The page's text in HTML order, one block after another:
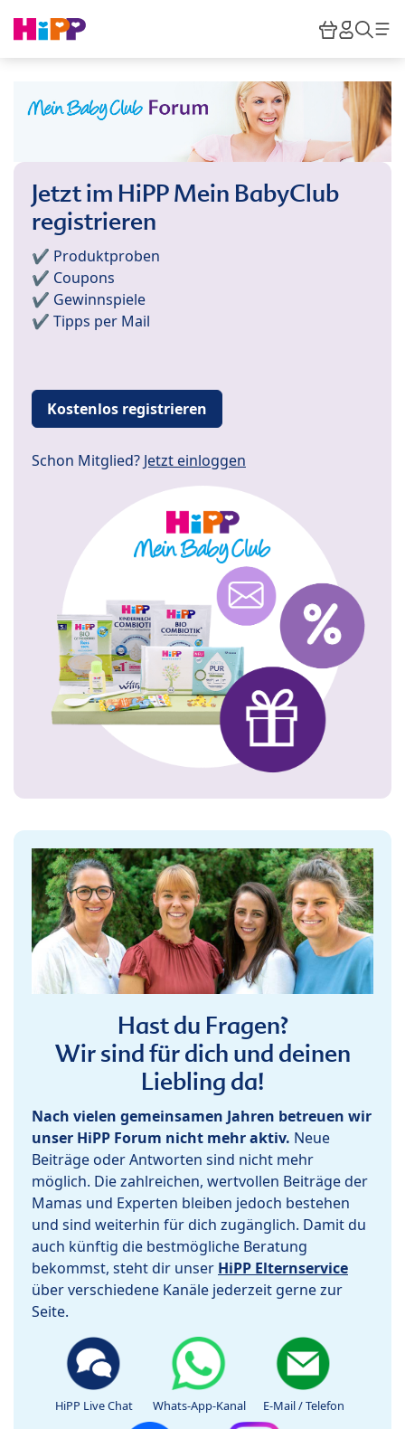
HiPP
Jetzt im HiPP Mein BabyClub
registrieren
✔️ Produktproben
✔️ Coupons
✔️ Gewinnspiele
✔️ Tipps per Mail
Kostenlos registrieren
Schon Mitglied? Jetzt einloggen
Hast du Fragen?
Wir sind für dich und deinen
Liebling da!
Nach vielen gemeinsamen Jahren betreuen wir
unser HiPP Forum nicht mehr aktiv. Neue
Beiträge oder Antworten sind nicht mehr
möglich. Die zahlreichen, wertvollen Beiträge der
Mamas und Experten bleiben jedoch bestehen
und sind weiterhin für dich zugänglich. Damit du
auch künftig die bestmögliche Beratung
bekommst, steht dir unser HiPP Elternservice
über verschiedene Kanäle jederzeit gerne zur
Seite.
HiPP Live Chat Whats-App-Kanal E-Mail / Telefon